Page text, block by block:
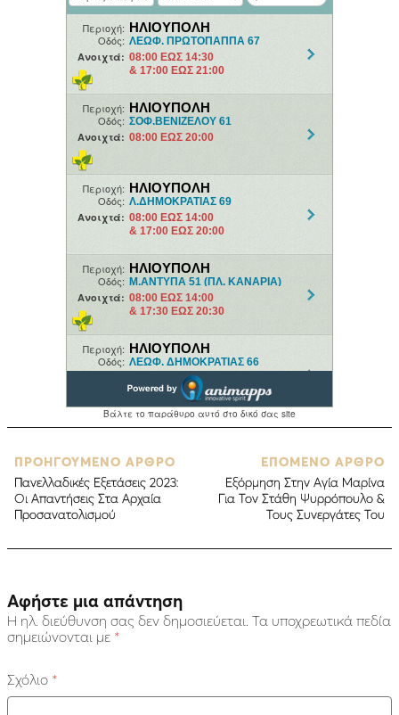
ΠΡΟΗΓΟΥΜΕΝΟ ΑΡΘΡΟ
Πανελλαδικές Εξετάσεις 2023:
Οι Απαντήσεις Στα Αρχαία
Προσανατολισμού
ΕΠΟΜΕΝΟ ΑΡΘΡΟ
Eξόρμηση Στην Αγία Μαρίνα
Για Τον Στάθη Ψυρρόπουλο &
Τους Συνεργάτες Του
Αφήστε μια απάντηση
Η ηλ. διεύθυνση σας δεν δημοσιεύεται. Τα υποχρεωτικά πεδία
σημειώνονται με *
Σχόλιο *